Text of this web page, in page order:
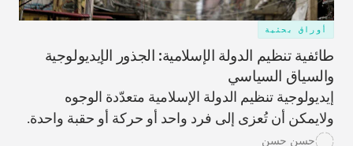
أوراق بحثية
طائفية تنظيم الدولة الإسلامية: الجذور الإيديولوجية
والسياق السياسي
إيديولوجية تنظيم الدولة الإسلامية متعدّدة الوجوه
ولايمكن أن تُعزى إلى فرد واحد أو حركة أو حقبة واحدة.
وبالتالي، يُعدّ فهمُها أمراً ضرورياً لإلحاق الهزيمة بالتنظيم.
حسن حسن